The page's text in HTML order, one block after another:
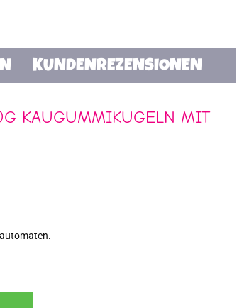
KUNDENREZENSIONEN
KAUGUMMIKUGELN MIT